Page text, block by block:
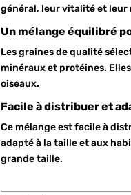
général, leur vitalité et leur
Un mélange équilibré
Les graines de qualité
minéraux et protéines.
oiseaux.
Facile à distribuer et
Ce mélange est facile à
adapté à la taille et aux
grande taille.